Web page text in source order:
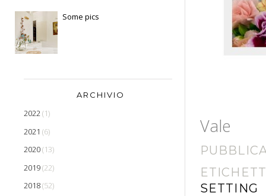
Vale
SETTING
Some pics
ARCHIVIO
2022(1)
2021 (6)
2020(13)
2019(22)
2018(52)